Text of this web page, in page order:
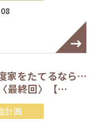
家をたてるなら…
最終回〉【…
計画